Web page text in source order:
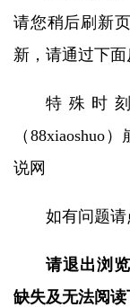
请您稍后刷新
新，请通过下面
特殊时
（88xiaoshuo
说网
如有问题
请退出浏
缺失及无法阅读